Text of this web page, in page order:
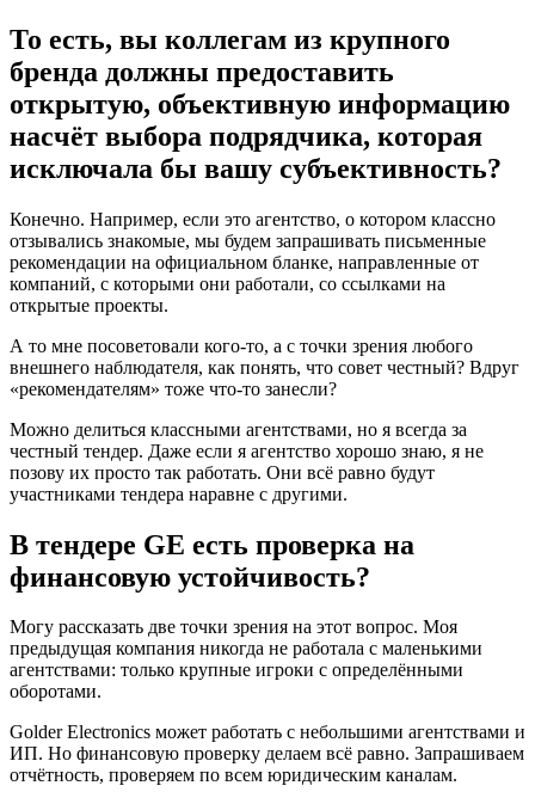
То есть, вы коллегам из крупного
бренда должны предоставить
открытую, объективную информацию
насчёт выбора подрядчика, которая
исключала бы вашу субъективность?
Конечно. Например, если это агентство, о котором классно
отзывались знакомые, мы будем запрашивать письменные
рекомендации на официальном бланке, направленные от
компаний, с которыми они работали, со ссылками на
открытые проекты.
А то мне посоветовали кого-то, а с точки зрения любого
внешнего наблюдателя, как понять, что совет честный? Вдруг
«рекомендателям» тоже что-то занесли?
Можно делиться классными агентствами, но я всегда за
честный тендер. Даже если я агентство хорошо знаю, я не
позову их просто так работать. Они всё равно будут
участниками тендера наравне с другими.
В тендере GE есть проверка на
финансовую устойчивость?
Могу рассказать две точки зрения на этот вопрос. Моя
предыдущая компания никогда не работала с маленькими
агентствами: только крупные игроки с определёнными
оборотами.
Golder Electronics может работать с небольшими агентствами и
ИП. Но финансовую проверку делаем всё равно. Запрашиваем
отчётность, проверяем по всем юридическим каналам.